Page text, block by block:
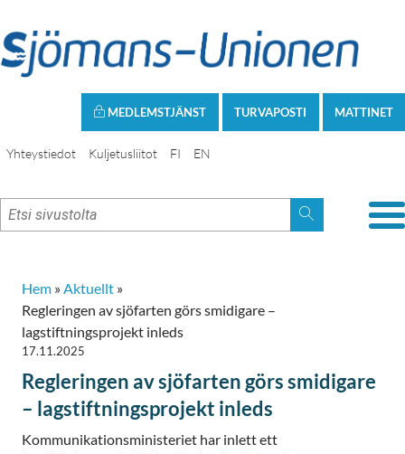
MATTINET
TURVAPOSTI
MEDLEMSTJÄNST
Yhteystiedot Kuljetusliitot FI EN
Hem »Aktuellt »
Regleringen av sjöfarten görs smidigare –
lagstiftningsprojekt inleds
17.11.2025
Regleringen av sjöfarten görs smidigare
– lagstiftningsprojekt inleds
Kommunikationsministeriet har inlett ett